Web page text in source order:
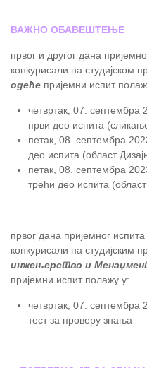
ВАЖНО ОБАВЕШТЕЊЕ
првог и другог дана
конкурисали на студијском
одеће пријемни испит
четвртак, 07.
први део испита
петак, 08. септембра
део испита (област
петак, 08. септембра
трећи део испита (област
првог дана пријемног
конкурисали на студијским
инжењерство и
пријемни испит полажу у:
четвртак, 07.
тест за проверу знања